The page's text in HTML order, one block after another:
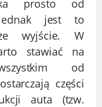
prosto od
jednak jest to
wyjście. W
stawiać na
od
części
auta (tzw.